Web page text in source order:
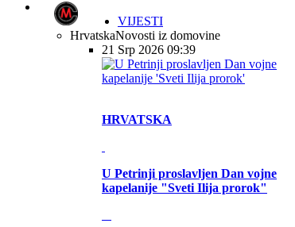
VIJESTI
HrvatskaNovosti iz domovine
21 Srp 2026 09:39
HRVATSKA
U Petrinji proslavljen Dan vojne
kapelanije "Sveti Ilija prorok"